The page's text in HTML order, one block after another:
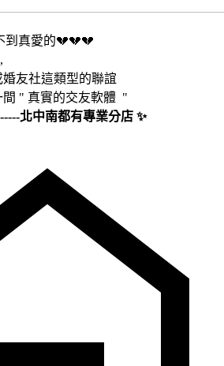
到真愛的💔💔💔
友社這類型的聯誼
" 真實的交友軟體 "
北中南都有專業分店 ✨